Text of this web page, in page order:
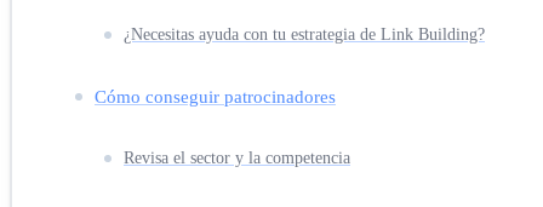
¿Necesitas ayuda con tu estrategia de Link Building?
Cómo conseguir patrocinadores
Revisa el sector y la competencia